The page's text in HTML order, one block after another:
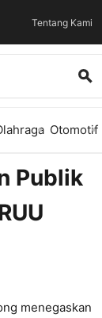
Tentang Kami
Otomotif
Publik
menegaskan